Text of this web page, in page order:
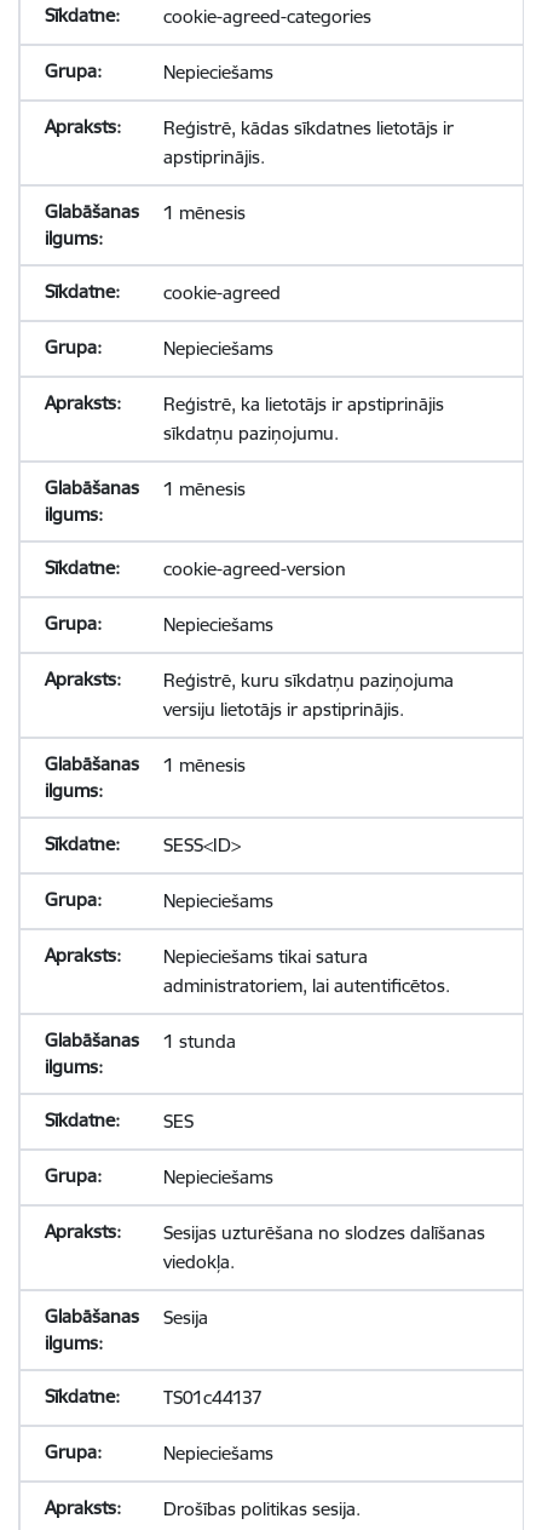
cookie-agreed-categories
Nepieciešams
Reģistrē, kādas sīkdatnes lietotājs ir
apstiprinājis.
1 mēnesis
cookie-agreed
Nepieciešams
Reģistrē, ka lietotājs ir apstiprinājis
sīkdatņu paziņojumu.
1 mēnesis
cookie-agreed-version
Nepieciešams
Reģistrē, kuru sīkdatņu paziņojuma
versiju lietotājs ir apstiprinājis.
1 mēnesis
SESS<ID>
Nepieciešams
Nepieciešams tikai satura
administratoriem, lai autentificētos.
1 stunda
SES
Nepieciešams
Sesijas uzturēšana no slodzes dalīšanas
viedokļa.
Sesija
TS01c44137
Nepieciešams
Drošības politikas sesija.